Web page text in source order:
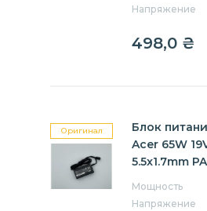
Напряжение
498,0 ₴
Оригинал
Блок
Acer 65W
5.5x1.7mm
Мощность
Напряжение